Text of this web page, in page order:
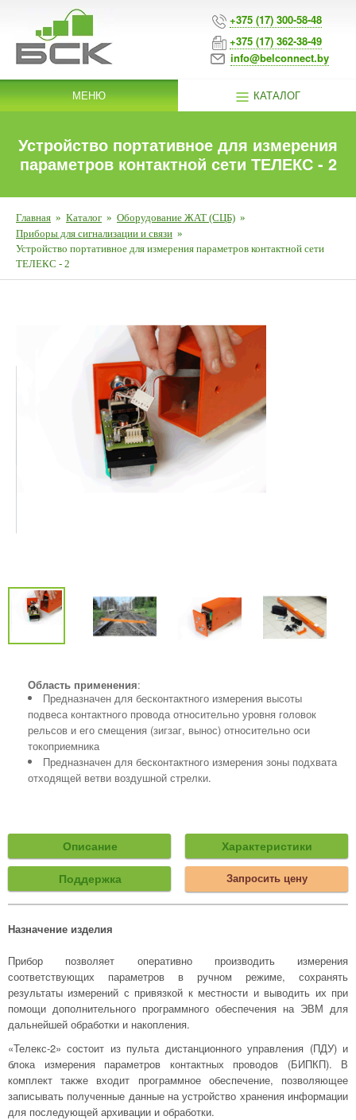
+375 (17) 300-58-48
+375 (17) 362-38-49
info@belconnect.by
МЕНЮ КАТАЛОГ
Устройство портативное для измерения
параметров контактной сети ТЕЛЕКС - 2
Главная » Каталог » Оборудование ЖАТ (СЦБ) »
Приборы для сигнализации и связи »
Устройство портативное для измерения параметров контактной сети
ТЕЛЕКС - 2
Область применения:
Предназначен для бесконтактного измерения высоты
подвеса контактного провода относительно уровня головок
рельсов и его смещения (зигзаг, вынос) относительно оси
токоприемника
Предназначен для бесконтактного измерения зоны подхвата
отходящей ветви воздушной стрелки.
Описание Характеристики
Поддержка Запросить цену
Назначение изделия
Прибор позволяет оперативно производить измерения
соответствующих параметров в ручном режиме, сохранять
результаты измерений с привязкой к местности и выводить их при
помощи дополнительного программного обеспечения на ЭВМ для
дальнейшей обработки и накопления.
«Телекс-2» состоит из пульта дистанционного управления (ПДУ) и
блока измерения параметров контактных проводов (БИПКП). В
комплект также входит программное обеспечение, позволяющее
записывать полученные данные на устройство хранения информации
для последующей архивации и обработки.